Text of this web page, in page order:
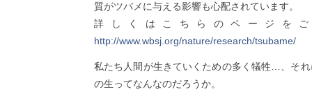
質がツバメに与える影響も心配されています。
詳しくはこちらのページを
http://www.wbsj.org/nature/research/tsubame/
私たち人間が生きていくための多く犠牲…、そ
の生ってなんなのだろうか。